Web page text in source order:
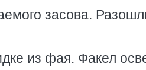
засова.
из фая. Факел